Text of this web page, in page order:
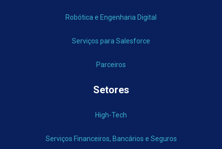
Robótica e Engenharia Digital
Serviços para Salesforce
Parceiros
Setores
High-Tech
Serviços Financeiros, Bancários e Seguros